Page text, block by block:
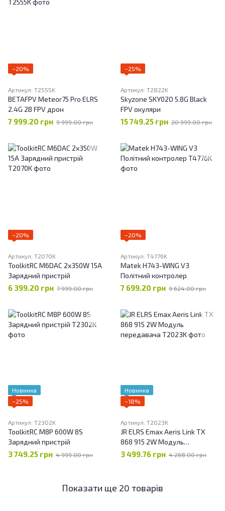
−20%
Артикул: T2555K
BETAFPV Meteor75 Pro ELRS
2.4G 2B FPV дрон
7 999.20 грн 9 999.00 грн
−25%
Артикул: T2822K
Skyzone SKY02O 5.8G Black
FPV окуляри
15 749.25 грн 20 999.00 грн
−20%
Артикул: T2070K
ToolkitRC M6DAC 2x350W 15A
Зарядний пристрій
6 399.20 грн 7 999.00 грн
−20%
Артикул: T4776K
Matek H743-WING V3
Політний контролер
7 699.20 грн 9 624.00 грн
Новинка
−25%
Артикул: T2302K
ToolkitRC M8P 600W 8S
Зарядний пристрій
3 749.25 грн 4 999.00 грн
Новинка
−18%
Артикул: T2023K
JR ELRS Emax Aeris Link TX
868 915 2W Модуль
передавача
3 499.76 грн 4 268.00 грн
Показати ще 20 товарів